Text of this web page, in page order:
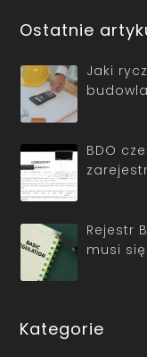
Ostatnie
Jaki
BDO
Rejestr
musi
Kategorie